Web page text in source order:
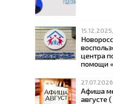
центра
помощи
Афиша
августе